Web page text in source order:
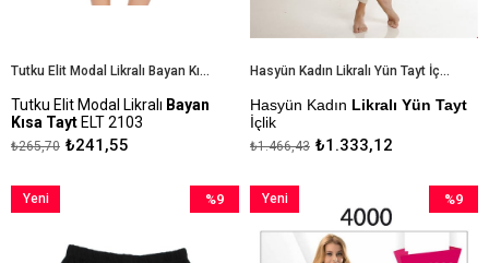
Tutku Elit Modal Likralı Bayan Kısa Tayt ELT 2103
Tutku Elit Modal Likralı Bayan
Kısa Tayt ELT 2103
Kapıda Ödeme Seçeneği
₺241,55
₺265,70
Hasyün Kadın Likralı Yün Tayt İçlik
Hasyün Kadın Likralı Yün Tayt
İçlik
Kapıda Ödeme Seçeneği
₺1.333,12
₺1.466,43
%9
Yeni
%9
Yeni